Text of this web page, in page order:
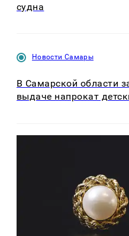
судна
Новости Самары
В Самарской области
выдаче напрокат